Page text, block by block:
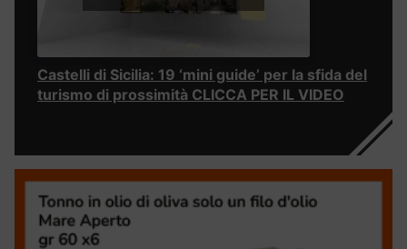
Castelli di Sicilia: 19 ‘mini guide’ per la sfida del
turismo di prossimità CLICCA PER IL VIDEO